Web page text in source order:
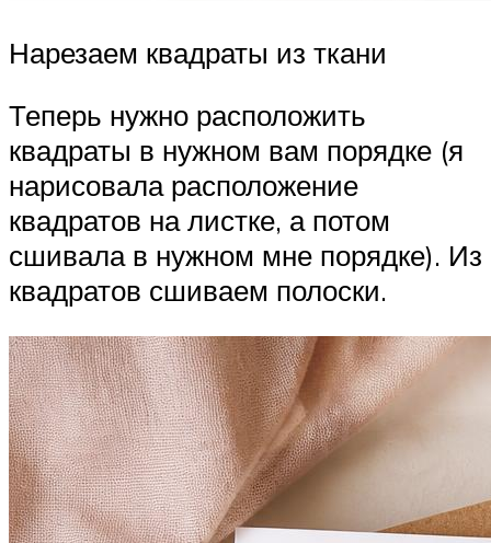
Нарезаем квадраты из ткани
Теперь нужно расположить
квадраты в нужном вам порядке (я
нарисовала расположение
квадратов на листке, а потом
сшивала в нужном мне порядке). Из
квадратов сшиваем полоски.